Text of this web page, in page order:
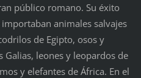
público romano. Su éxito
animales salvajes
de Egipto, osos y
Galias, leones y leopardos de
y elefantes de África. En el